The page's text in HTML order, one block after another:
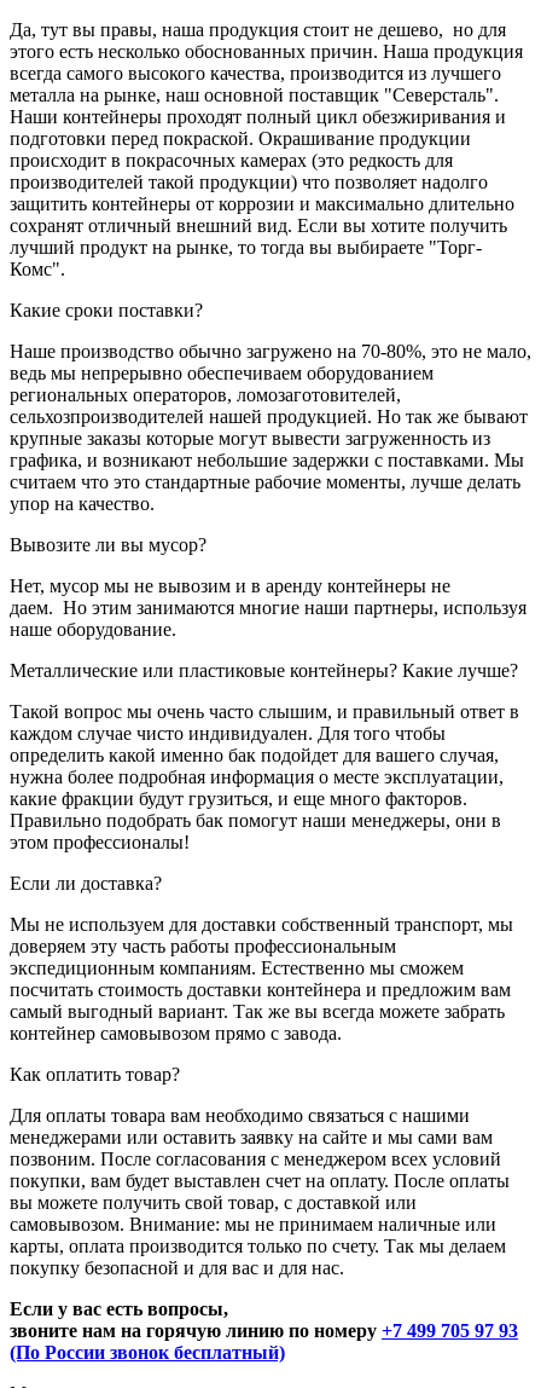
Да, тут вы правы, наша продукция стоит не дешево, но для
этого есть несколько обоснованных причин. Наша продукция
всегда самого высокого качества, производится из лучшего
металла на рынке, наш основной поставщик "Северсталь".
Наши контейнеры проходят полный цикл обезжиривания и
подготовки перед покраской. Окрашивание продукции
происходит в покрасочных камерах (это редкость для
производителей такой продукции) что позволяет надолго
защитить контейнеры от коррозии и максимально длительно
сохранят отличный внешний вид. Если вы хотите получить
лучший продукт на рынке, то тогда вы выбираете "Торг-
Комс".
Какие сроки поставки?
Наше производство обычно загружено на 70-80%, это не мало,
ведь мы непрерывно обеспечиваем оборудованием
региональных операторов, ломозаготовителей,
сельхозпроизводителей нашей продукцией. Но так же бывают
крупные заказы которые могут вывести загруженность из
графика, и возникают небольшие задержки с поставками. Мы
считаем что это стандартные рабочие моменты, лучше делать
упор на качество.
Вывозите ли вы мусор?
Нет, мусор мы не вывозим и в аренду контейнеры не
даем. Но этим занимаются многие наши партнеры, используя
наше оборудование.
Металлические или пластиковые контейнеры? Какие лучше?
Такой вопрос мы очень часто слышим, и правильный ответ в
каждом случае чисто индивидуален. Для того чтобы
определить какой именно бак подойдет для вашего случая,
нужна более подробная информация о месте эксплуатации,
какие фракции будут грузиться, и еще много факторов.
Правильно подобрать бак помогут наши менеджеры, они в
этом профессионалы!
Если ли доставка?
Мы не используем для доставки собственный транспорт, мы
доверяем эту часть работы профессиональным
экспедиционным компаниям. Естественно мы сможем
посчитать стоимость доставки контейнера и предложим вам
самый выгодный вариант. Так же вы всегда можете забрать
контейнер самовывозом прямо с завода.
Как оплатить товар?
Для оплаты товара вам необходимо связаться с нашими
менеджерами или оставить заявку на сайте и мы сами вам
позвоним. После согласования с менеджером всех условий
покупки, вам будет выставлен счет на оплату. После оплаты
вы можете получить свой товар, с доставкой или
самовывозом. Внимание: мы не принимаем наличные или
карты, оплата производится только по счету. Так мы делаем
покупку безопасной и для вас и для нас.
Если у вас есть вопросы,
звоните нам на горячую линию по номеру +7 499 705 97 93
(По России звонок бесплатный)